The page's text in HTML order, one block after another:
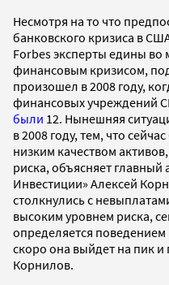
Несмотря на то что
банковского кризиса в
Forbes эксперты едины во
финансовым кризисом,
произошел в 2008 году,
финансовых учреждений
были 12. Нынешняя
в 2008 году, тем, что
низким качеством
риска, объясняет
Инвестиции» Алексей
столкнулись с
высоким уровнем риска,
определяется
скоро она выйдет на пик
Корнилов.